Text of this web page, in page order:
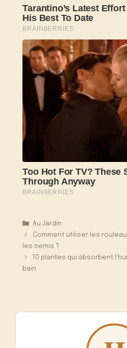
Catégories
Au Jardin
Comment utiliser les
les semis ?
10 plantes qui absorbent
bain